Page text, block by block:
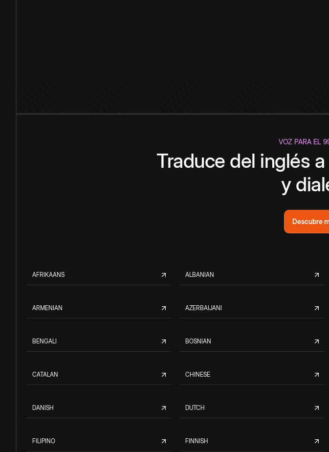
VOZ PARA EL
Traduce del inglés
y
Descubre
AFRIKAANS ALBANIAN
ARMENIAN AZERBAIJANI
BENGALI BOSNIAN
CATALAN CHINESE
DANISH DUTCH
FILIPINO FINNISH